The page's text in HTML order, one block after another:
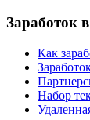
Заработок
Как
Набор